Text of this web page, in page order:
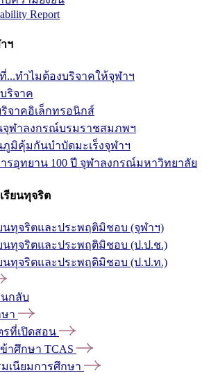
Report
ฯ
...ทำไมต้องบริจาคให้จุฬาฯ
ริจาค
จาคอิเล็กทรอนิกส์
จุฬาลงกรณ์บรมราชสมภพฯ
มิคุ้มกันบำบัดมะเร็งจุฬาฯ
รอุทยาน 100 ปี จุฬาลงกรณ์มหาวิทยาลัย
รียนทุจริต
นทุจริตและประพฤติมิชอบ (จุฬาฯ)
นทุจริตและประพฤติมิชอบ (ป.ป.ช.)
นทุจริตและประพฤติมิชอบ (ป.ป.ท.)
กลับ
า
ที่เปิดสอน
าศึกษา TCAS
เนียมการศึกษา